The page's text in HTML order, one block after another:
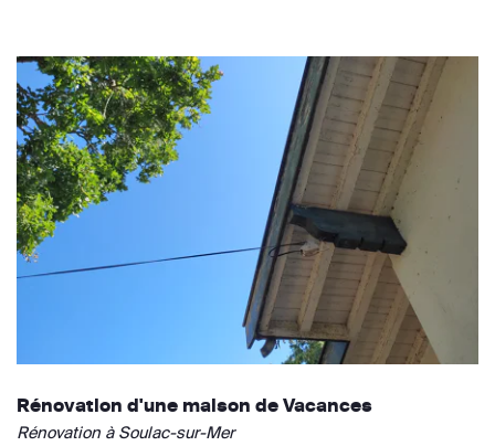
Rénovation d'une maison de Vacances
Rénovation à Soulac-sur-Mer